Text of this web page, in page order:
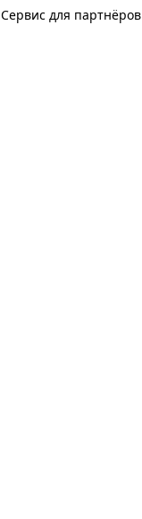
Сервис для партнёров